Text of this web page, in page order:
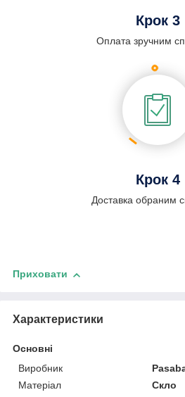
Крок 3
Оплата зручним
Крок 4
Доставка обраним
Приховати
Характеристики
Основні
Виробник
Матеріал
Скло